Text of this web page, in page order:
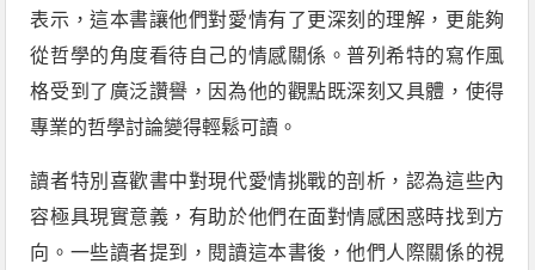
表示，這本書讓他們對愛情有了更深刻的理解，更能夠
從哲學的角度看待自己的情感關係。普列希特的寫作風
格受到了廣泛讚譽，因為他的觀點既深刻又具體，使得
專業的哲學討論變得輕鬆可讀。
讀者特別喜歡書中對現代愛情挑戰的剖析，認為這些內
容極具現實意義，有助於他們在面對情感困惑時找到方
向。一些讀者提到，閱讀這本書後，他們人際關係的視